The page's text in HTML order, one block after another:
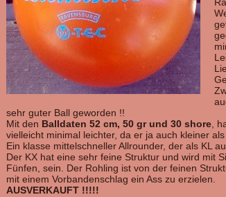
sehr guter Ball geworden !!
Mit den Balldaten 52 cm, 50 gr und 30 shore,
vielleicht minimal leichter, da er ja auch kleiner
Ein klasse mittelschneller Allrounder, der als KL
Der KX hat eine sehr feine Struktur und wird mit
Fünfen, sein. Der Rohling ist von der feinen
mit einem Vorbandenschlag ein Ass zu erzielen.
AUSVERKAUFT !!!!!